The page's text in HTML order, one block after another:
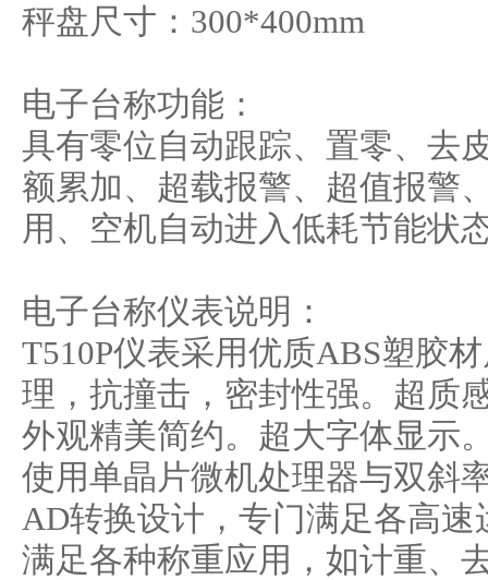
秤盘尺寸：300*400mm
电子台称功能：
具有零位自动跟踪、置零、去
额累加、超载报警、超值报警
用、空机自动进入低耗节能状
电子台称仪表说明：
T510P仪表采用优质ABS塑胶
理，抗撞击，密封性强。超质
外观精美简约。超大字体显示
使用单晶片微机处理器与双斜
AD转换设计，专门满足各高
满足各种称重应用，如计重、